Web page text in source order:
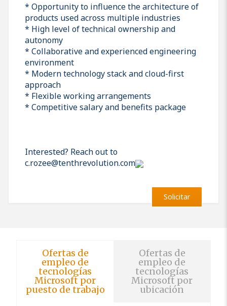
* Opportunity to influence the architecture of
products used across multiple industries
* High level of technical ownership and
autonomy
* Collaborative and experienced engineering
environment
* Modern technology stack and cloud-first
approach
* Flexible working arrangements
* Competitive salary and benefits package
Interested? Reach out to
c.rozee@tenthrevolution.com
Solicitar
Ofertas de
empleo de
tecnologías
Microsoft por
puesto de trabajo
Ofertas de
empleo de
tecnologías
Microsoft por
ubicación